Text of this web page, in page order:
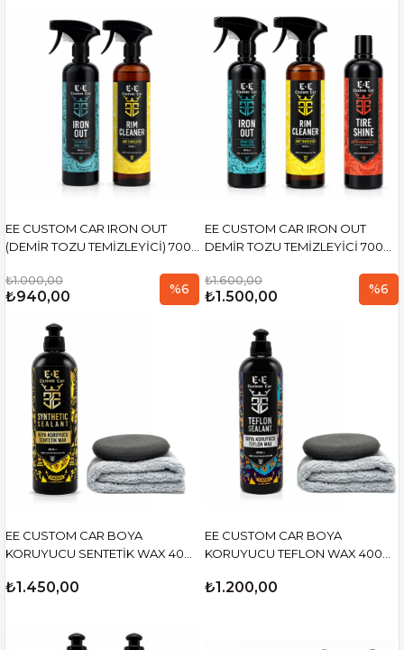
EE CUSTOM CAR IRON OUT
(DEMİR TOZU TEMİZLEYİCİ) 700
TEMİZLEYİCİ) 700 ML
₺1.000,00
₺940,00 %6
EE CUSTOM CAR IRON OUT
DEMİR TOZU TEMİZLEYİCİ 700
TEMİZLEYİCİ 700 ML, TİRE SHİNE
LASTİK PARLATICI 700 ML
₺1.600,00
₺1.500,00 %6
EE CUSTOM CAR BOYA
KORUYUCU SENTETİK WAX 400
UYGULAMA PEDİ İLE)
₺1.450,00
EE CUSTOM CAR BOYA
KORUYUCU TEFLON WAX 400
İLE)
₺1.200,00